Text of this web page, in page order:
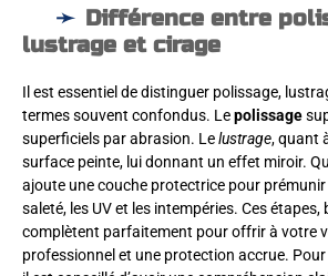
Différence entre
lustrage et cirage
Il est essentiel de distinguer polissage,
termes souvent confondus. Lepolissage
superficiels par abrasion. Lelustrage, quant
surface peinte, lui donnant un effet miroir.
ajoute une couche protectrice pour
saleté, les UV et les intempéries. Ces
complètent parfaitement pour offrir à votre
professionnel et une protection accrue.